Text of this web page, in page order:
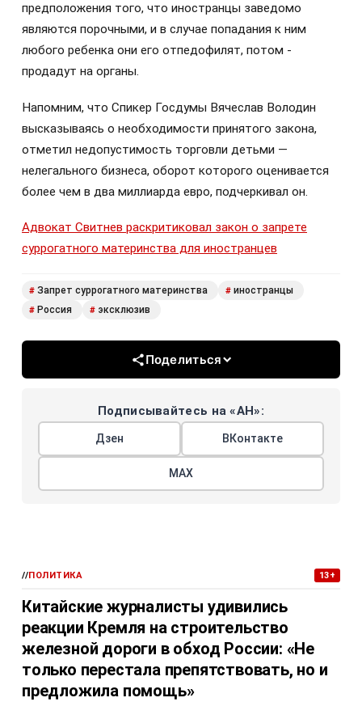
предположения того, что иностранцы заведомо
являются порочными, и в случае попадания к ним
любого ребенка они его отпедофилят, потом -
продадут на органы.
Напомним, что Спикер Госдумы Вячеслав Володин
высказываясь о необходимости принятого закона,
отметил недопустимость торговли детьми —
нелегального бизнеса, оборот которого оценивается
более чем в два миллиарда евро, подчеркивал он.
Адвокат Свитнев раскритиковал закон о запрете
суррогатного материнства для иностранцев
# Запрет суррогатного материнства # иностранцы
# Россия # эксклюзив
Поделиться
Подписывайтесь на «АН»:
Дзен ВКонтакте
МАХ
//ПОЛИТИКА 13+
Китайские журналисты удивились
реакции Кремля на строительство
железной дороги в обход России: «Не
только перестала препятствовать, но и
предложила помощь»